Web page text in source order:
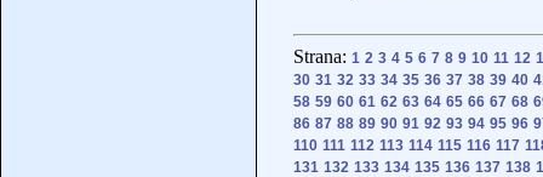
Strana: 1 2 3 4 5 6 7 8 9 10 11 12
30 31 32 33 34 35 36 37 38 39 40
58 59 60 61 62 63 64 65 66 67 68
86 87 88 89 90 91 92 93 94 95 96
110 111 112 113 114 115 116 117
131 132 133 134 135 136 137 138